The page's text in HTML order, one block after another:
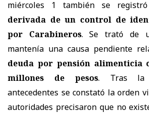
miércoles 1 también se
derivada de un control de
por Carabineros. Se trató de
mantenía una causa pendiente
deuda por pensión alimenticia
millones de pesos. Tras la
antecedentes se constató la orden
autoridades precisaron que no